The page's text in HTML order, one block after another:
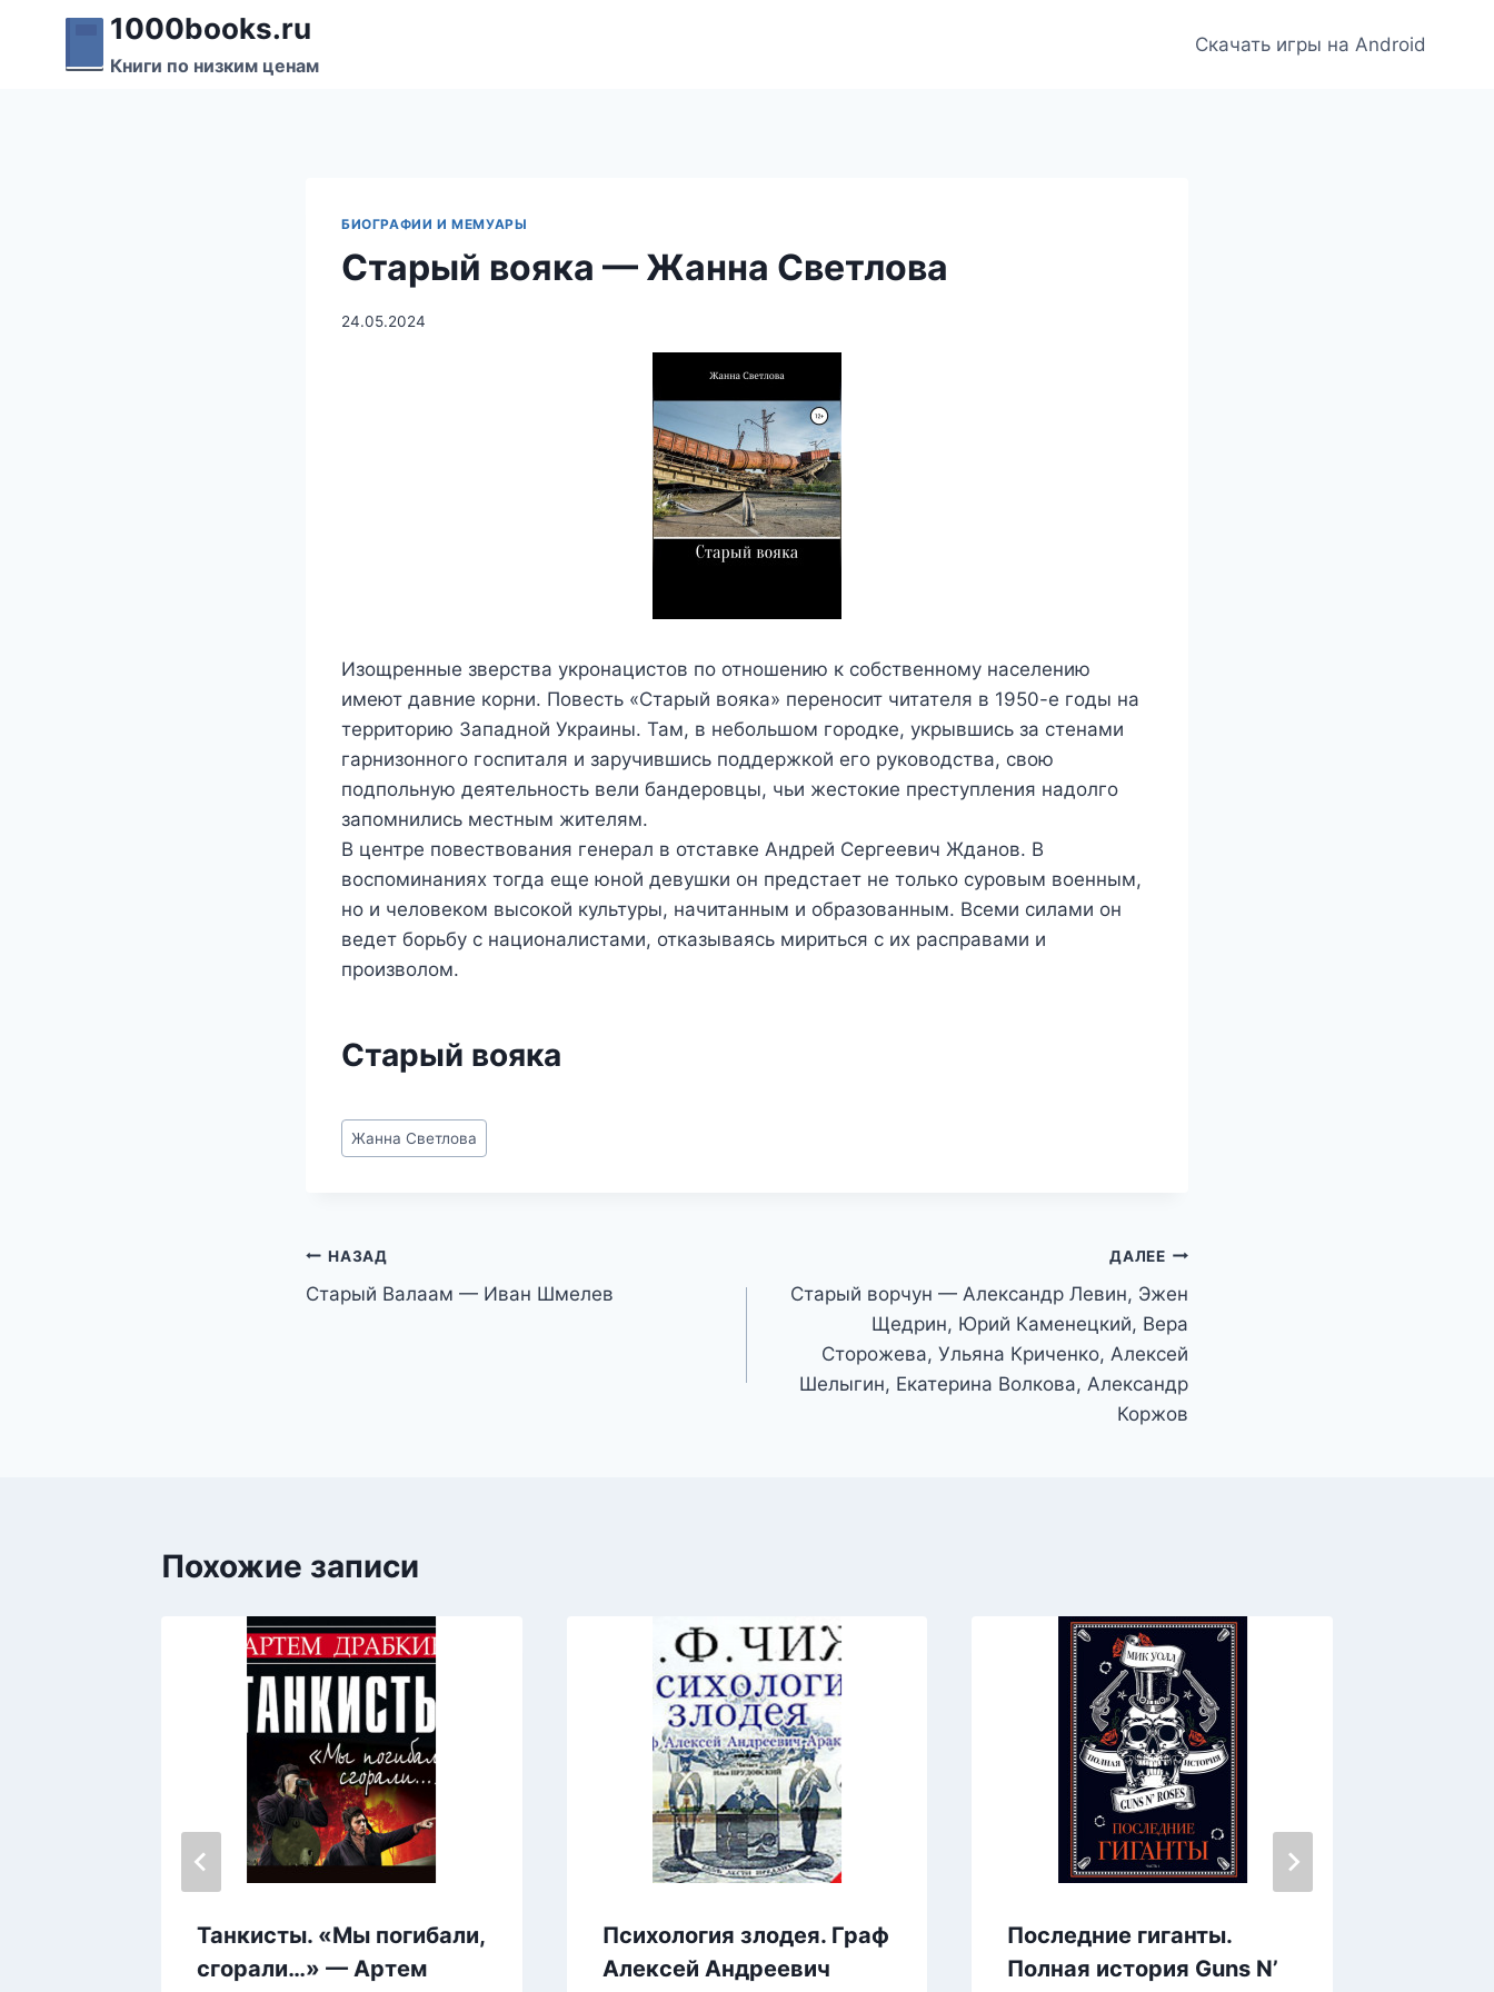
Перейти
содержимому
1000books.ru
Книги по низким ценам
Скачать игры на Android
БИОГРАФИИ И МЕМУАРЫ
Старый вояка — Жанна Светлова
24.05.2024
Изощренные зверства укронацистов по отношению к собственному населению
имеют давние корни. Повесть «Старый вояка» переносит читателя в 1950-е годы на
территорию Западной Украины. Там, в небольшом городке, укрывшись за стенами
гарнизонного госпиталя и заручившись поддержкой его руководства, свою
подпольную деятельность вели бандеровцы, чьи жестокие преступления надолго
запомнились местным жителям.
В центре повествования генерал в отставке Андрей Сергеевич Жданов. В
воспоминаниях тогда еще юной девушки он предстает не только суровым военным,
но и человеком высокой культуры, начитанным и образованным. Всеми силами он
ведет борьбу с националистами, отказываясь мириться с их расправами и
произволом.
Старый вояка
Метки
записи:
Жанна Светлова
Навигация
по
НАЗАД
Старый Валаам — Иван Шмелев
ДАЛЕЕ
Старый ворчун — Александр Левин, Эжен
Щедрин, Юрий Каменецкий, Вера
Сторожева, Ульяна Криченко, Алексей
Шелыгин, Екатерина Волкова, Александр
Коржов
Похожие записи
Танкисты. «Мы погибали,
сгорали…» — Артем
Психология злодея. Граф
Алексей Андреевич
Последние гиганты.
Полная история Guns N’